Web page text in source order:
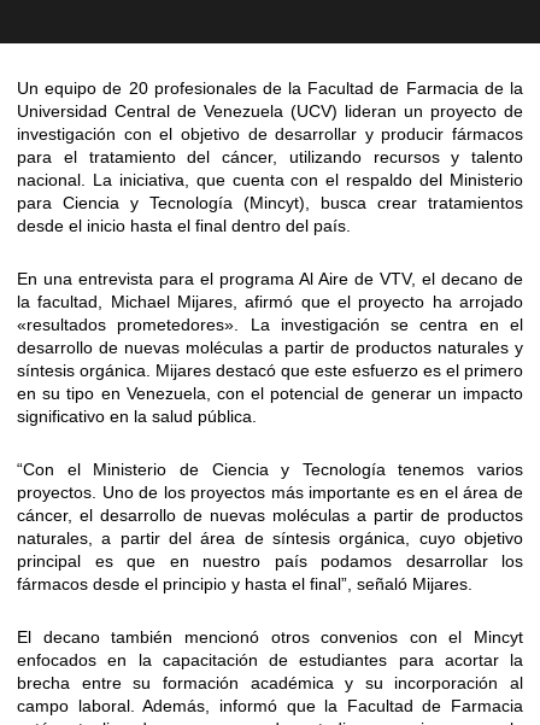
Un equipo de 20 profesionales de la Facultad de Farmacia de la
Universidad Central de Venezuela (UCV) lideran un proyecto de
investigación con el objetivo de desarrollar y producir fármacos
para el tratamiento del cáncer, utilizando recursos y talento
nacional. La iniciativa, que cuenta con el respaldo del Ministerio
para Ciencia y Tecnología (Mincyt), busca crear tratamientos
desde el inicio hasta el final dentro del país.
En una entrevista para el programa Al Aire de VTV, el decano de
la facultad, Michael Mijares, afirmó que el proyecto ha arrojado
«resultados prometedores». La investigación se centra en el
desarrollo de nuevas moléculas a partir de productos naturales y
síntesis orgánica. Mijares destacó que este esfuerzo es el primero
en su tipo en Venezuela, con el potencial de generar un impacto
significativo en la salud pública.
“Con el Ministerio de Ciencia y Tecnología tenemos varios
proyectos. Uno de los proyectos más importante es en el área de
cáncer, el desarrollo de nuevas moléculas a partir de productos
naturales, a partir del área de síntesis orgánica, cuyo objetivo
principal es que en nuestro país podamos desarrollar los
fármacos desde el principio y hasta el final”, señaló Mijares.
El decano también mencionó otros convenios con el Mincyt
enfocados en la capacitación de estudiantes para acortar la
brecha entre su formación académica y su incorporación al
campo laboral. Además, informó que la Facultad de Farmacia